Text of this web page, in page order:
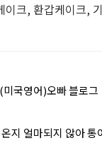
이크, 환갑케이크,
국영어)오빠 블로그
지 얼마되지 않아